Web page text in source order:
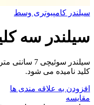
سیلندر کامپیوتری وسط
سیلندر سه کلید 7 سانت
سیلندر
کلید نامیده می شود.
افزودن به علاقه مندی ها
مقایسه